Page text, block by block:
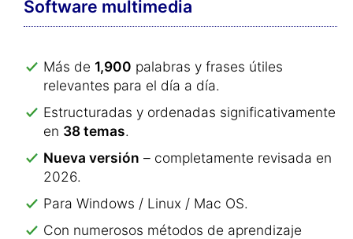
Software multimedia
Más de 1,900 palabras y frases útiles
relevantes para el día a día.
Estructuradas y ordenadas significativamente
en 38 temas.
Nueva versión – completamente revisada en
2026.
Para Windows / Linux / Mac OS.
Con numerosos métodos de aprendizaje